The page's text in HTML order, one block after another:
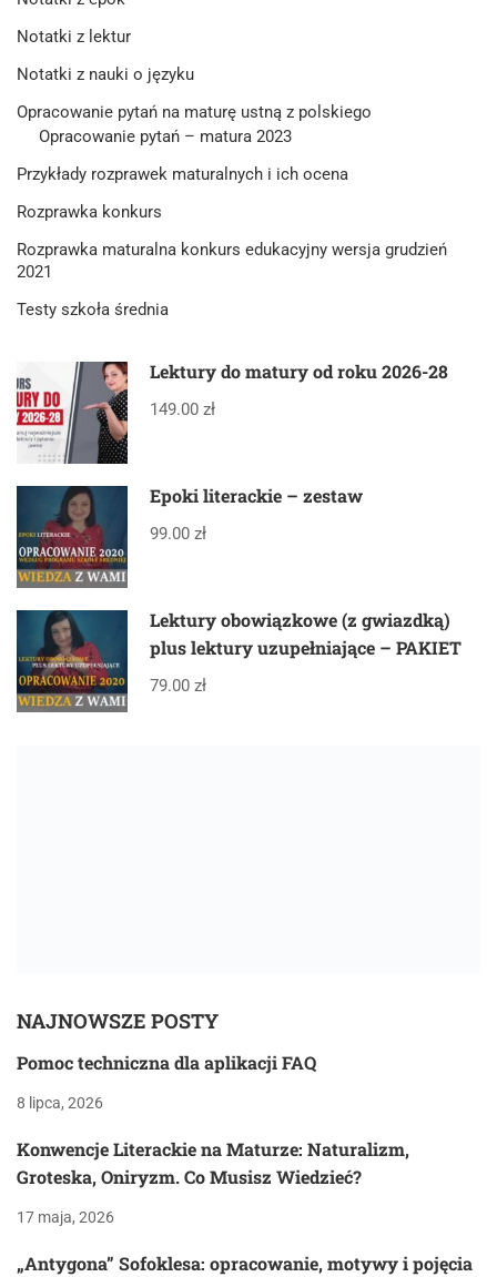
Notatki z lektur
Notatki z nauki o języku
Opracowanie pytań na maturę ustną z polskiego
Opracowanie pytań – matura 2023
Przykłady rozprawek maturalnych i ich ocena
Rozprawka konkurs
Rozprawka maturalna konkurs edukacyjny wersja grudzień
2021
Testy szkoła średnia
Lektury do matury od roku 2026-28
149.00 zł
Epoki literackie – zestaw
99.00 zł
Lektury obowiązkowe (z gwiazdką)
plus lektury uzupełniające – PAKIET
79.00 zł
NAJNOWSZE POSTY
Pomoc techniczna dla aplikacji FAQ
8 lipca, 2026
Konwencje Literackie na Maturze: Naturalizm,
Groteska, Oniryzm. Co Musisz Wiedzieć?
17 maja, 2026
„Antygona” Sofoklesa: opracowanie, motywy i pojęcia